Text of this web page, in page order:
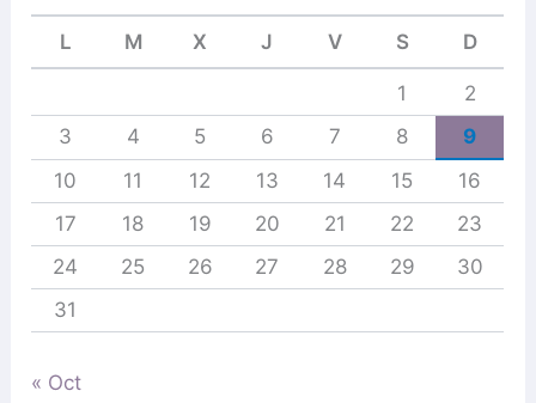
r
L M X J V S D
1
2
3
4 5 6 7 8
9
10
11 12 13 14 15
16
17
18 19 20 21 22
23
24
25 26 27 28 29
30
31
« Oct